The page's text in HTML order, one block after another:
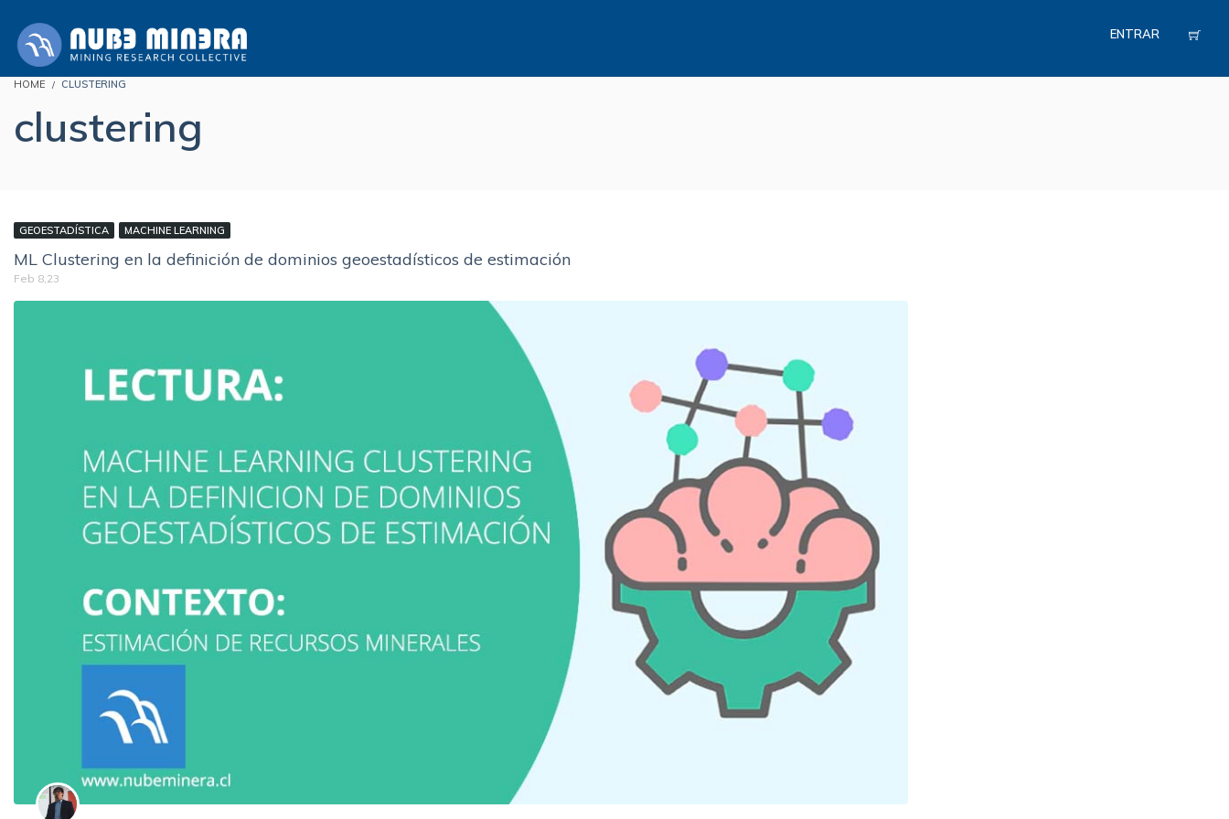
ENTRAR
HOME CLUSTERING
clustering
GEOESTADÍSTICA MACHINE LEARNING
ML Clustering en la definición de dominios geoestadísticos de estimación
Feb 8,23